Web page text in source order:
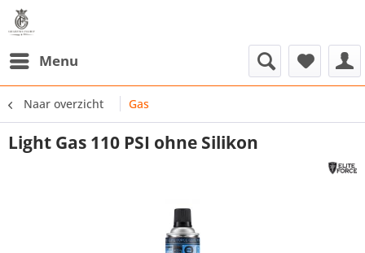
Menu
Naar overzicht Gas
Light Gas 110 PSI ohne Silikon